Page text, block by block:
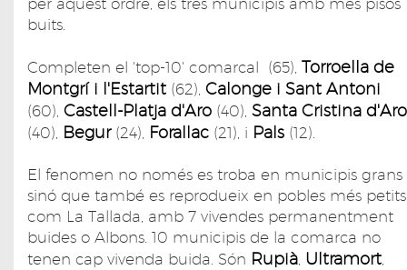
per aquest ordre, els tres municipis amb més pisos
buits.
Completen el 'top-10' comarcal (65), Torroella de
Montgrí i l'Estartit (62), Calonge i Sant Antoni
(60), Castell-Platja d'Aro (40), Santa Cristina d'Aro
(40), Begur (24), Forallac (21), i Pals (12).
El fenomen no només es troba en municipis grans
sinó que també es reprodueix en pobles més petits
com La Tallada, amb 7 vivendes permanentment
buides o Albons. 10 municipis de la comarca no
tenen cap vivenda buida. Són Rupià, Ultramort,